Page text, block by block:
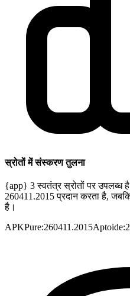
स्रोतों में संस्करण तुलना
{app} 3 स्वतंत्र स्रोतों पर
260411.2015 प्रदान करता है,
है।
APKPure:260411.2015Aptoide: